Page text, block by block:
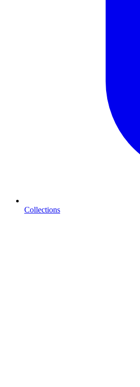
Collections